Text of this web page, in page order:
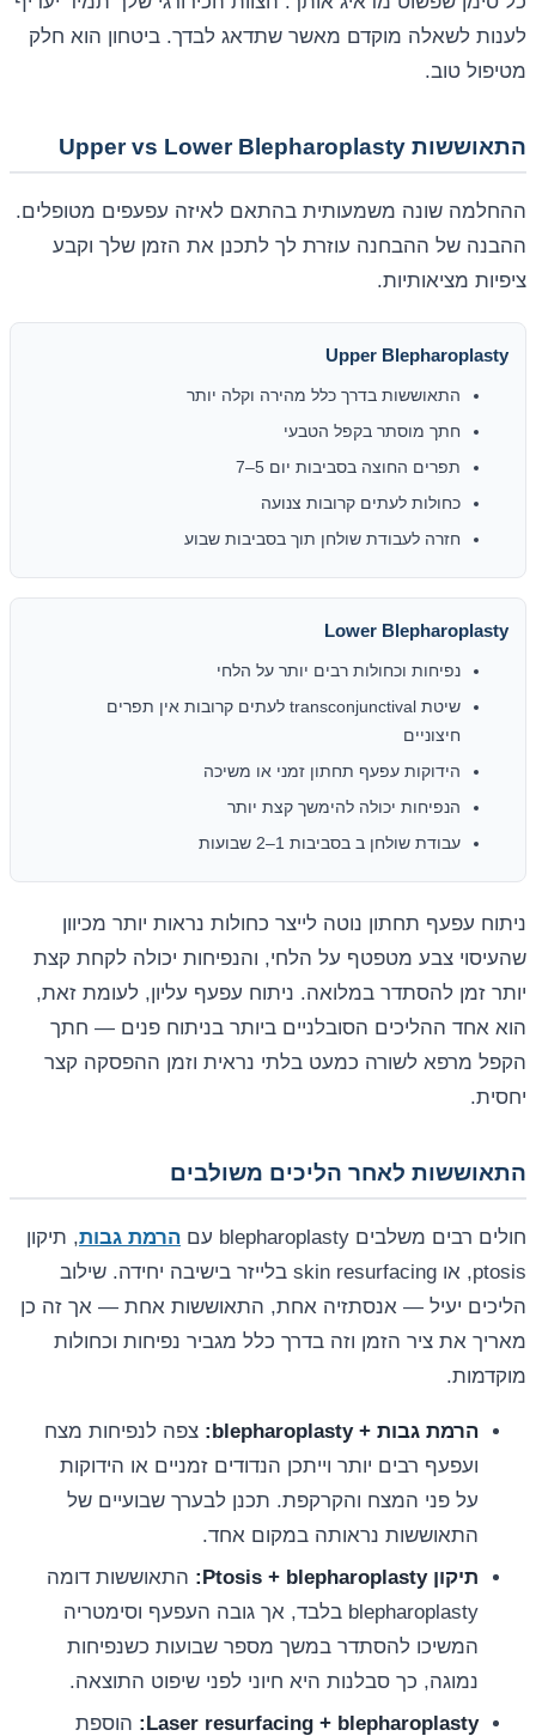
לענות לשאלה מוקדם מאשר שתדאג לבדך. ביטחון הוא חלק
מטיפול טוב.
התאוששות Upper vs Lower Blepharoplasty
ההחלמה שונה משמעותית בהתאם לאיזה עפעפים מטופלים.
ההבנה של ההבחנה עוזרת לך לתכנן את הזמן שלך וקבע
ציפיות מציאותיות.
Upper Blepharoplasty
התאוששות בדרך כלל מהירה וקלה יותר
חתך מוסתר בקפל הטבעי
תפרים החוצה בסביבות יום 5–7
כחולות לעתים קרובות צנועה
חזרה לעבודת שולחן תוך בסביבות שבוע
Lower Blepharoplasty
נפיחות וכחולות רבים יותר על הלחי
שיטת transconjunctival לעתים קרובות אין תפרים
חיצוניים
הידוקות עפעף תחתון זמני או משיכה
הנפיחות יכולה להימשך קצת יותר
עבודת שולחן ב בסביבות 1–2 שבועות
ניתוח עפעף תחתון נוטה לייצר כחולות נראות יותר מכיוון
שהעיסוי צבע מטפטף על הלחי, והנפיחות יכולה לקחת קצת
יותר זמן להסתדר במלואה. ניתוח עפעף עליון, לעומת זאת,
הוא אחד ההליכים הסובלניים ביותר בניתוח פנים — חתך
הקפל מרפא לשורה כמעט בלתי נראית וזמן ההפסקה קצר
יחסית.
התאוששות לאחר הליכים משולבים
חולים רבים משלבים blepharoplasty עם הרמת גבות, תיקון
ptosis, או skin resurfacing בלייזר בישיבה יחידה. שילוב
הליכים יעיל — אנסתזיה אחת, התאוששות אחת — אך זה כן
מאריך את ציר הזמן וזה בדרך כלל מגביר נפיחות וכחולות
מוקדמות.
הרמת גבות + blepharoplasty:
צפה לנפיחות מצח
ועפעף רבים יותר וייתכן הנדודים זמניים או הידוקות
על פני המצח והקרקפת. תכנן לבערך שבועיים של
התאוששות נראותה במקום אחד.
תיקון Ptosis + blepharoplasty:
התאוששות דומה
blepharoplasty בלבד, אך גובה העפעף וסימטריה
המשיכו להסתדר במשך מספר שבועות כשנפיחות
נמוגה, כך סבלנות היא חיוני לפני שיפוט התוצאה.
Laser resurfacing + blepharoplasty:
הוספת